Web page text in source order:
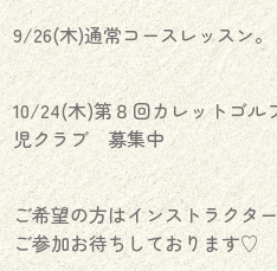
9/26(木)通常コースレッスン
10/24(木)第８回カレットゴ
児クラブ 募集中
ご希望の方はインストラクタ
ご参加お待ちしております♡